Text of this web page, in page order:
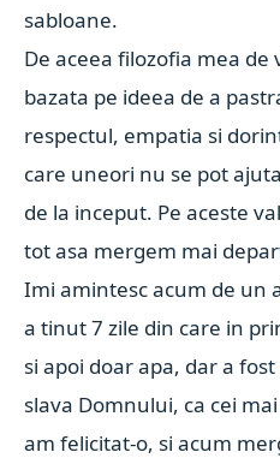
sabloane.
De aceea filozofia mea de
bazata pe ideea de a
respectul, empatia si
care uneori nu se pot
de la inceput. Pe aceste
tot asa mergem mai
Imi amintesc acum de un
a tinut 7 zile din care in
si apoi doar apa, dar a
slava Domnului, ca cei
am felicitat-o, si acum